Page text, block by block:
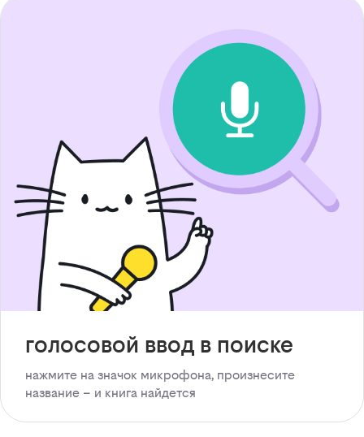
голосовой ввод в поиске
нажмите на значок микрофона, произнесите
название – и книга найдется